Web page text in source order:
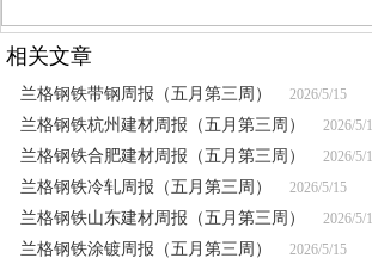
相关文章
兰格钢铁带钢周报（五月第三周） 2026/5/15
兰格钢铁杭州建材周报（五月第三周） 2026/5/
兰格钢铁合肥建材周报（五月第三周） 2026/5/
兰格钢铁冷轧周报（五月第三周） 2026/5/15
兰格钢铁山东建材周报（五月第三周） 2026/5/
兰格钢铁涂镀周报（五月第三周） 2026/5/15